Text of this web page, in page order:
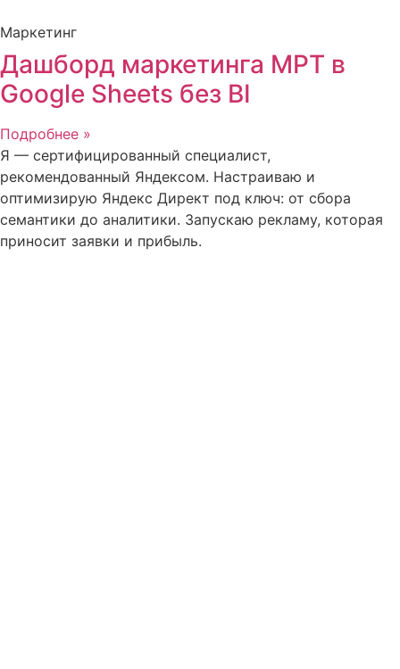
Маркетинг
Дашборд маркетинга МРТ в
Google Sheets без BI
Подробнее »
Я — сертифицированный специалист,
рекомендованный Яндексом. Настраиваю и
оптимизирую Яндекс Директ под ключ: от сбора
семантики до аналитики. Запускаю рекламу, которая
приносит заявки и прибыль.